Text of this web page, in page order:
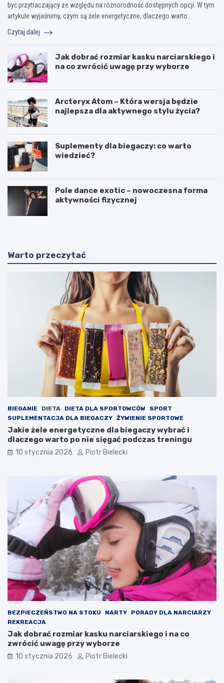
być przytłaczający ze względu na różnorodność dostępnych opcji. W tym
artykule wyjaśnimy, czym są żele energetyczne, dlaczego warto…
Czytaj dalej
Jak dobrać rozmiar kasku narciarskiego i
na co zwrócić uwagę przy wyborze
Arcteryx Atom – Która wersja będzie
najlepsza dla aktywnego stylu życia?
Suplementy dla biegaczy: co warto
wiedzieć?
Pole dance exotic – nowoczesna forma
aktywności fizycznej
Warto przeczytać
BIEGANIE DIETA DIETA DLA SPORTOWCÓW
SPORT
SUPLEMENTACJA DLA BIEGACZY ŻYWIENIE SPORTOWE
Jakie żele energetyczne dla biegaczy wybrać i
dlaczego warto po nie sięgać podczas treningu
10 stycznia 2026 Piotr Bielecki
BEZPIECZEŃSTWO NA STOKU NARTY
PORADY DLA NARCIARZY
REKREACJA
Jak dobrać rozmiar kasku narciarskiego i na co
zwrócić uwagę przy wyborze
10 stycznia 2026 Piotr Bielecki